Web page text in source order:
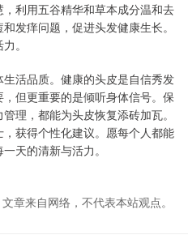
利用五谷精华和草本成分温和去
发痒问题，促进头发健康生长。
。
活品质。健康的头皮是自信秀发
但更重要的是倾听身体信号。保
理，都能为头皮恢复添砖加瓦。
获得个性化建议。愿每个人都能
天的清新与活力。
章来自网络，不代表本站观点。